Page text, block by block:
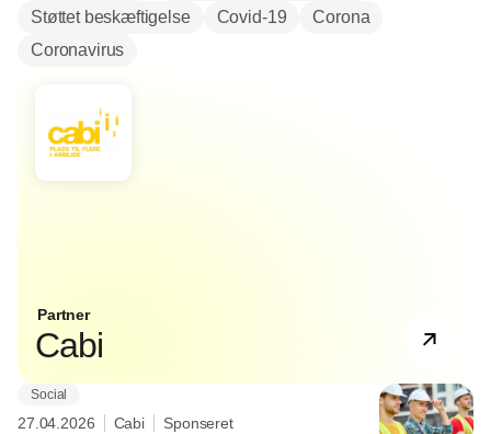
Støttet beskæftigelse
Covid-19
Corona
Coronavirus
Partner
Cabi
Social
27.04.2026 Cabi Sponseret